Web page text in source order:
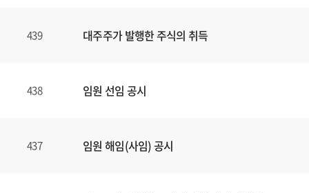
439 대주주가 발행한 주식의 취득
438 임원 선임 공시
437 임원 해임(사임) 공시